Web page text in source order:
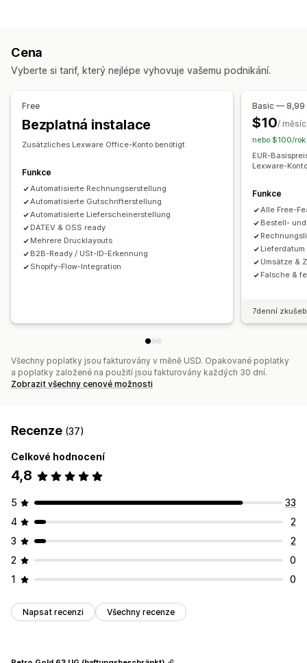
Finanční operace
Daňové odpočty
Nákupní objednávky
Více obchodů
Automatizovaná synchronizace dat
Sladění bankovních výpisů s účetními záznamy
Řešení chyb Import historických dat
Správa souborů
Tisk a export
Výkazy
Cena
Vyberte si tarif, který nejlépe vyhovuje vašemu podnikání.
Free
Bezplatná instalace
Zusätzliches Lexware Office-Konto benötigt
Funkce
Automatisierte Rechnungserstellung
Automatisierte Gutschrifterstellung
Automatisierte Lieferscheinerstellung
DATEV & OSS ready
Mehrere Drucklayouts
B2B-Ready / USt-ID-Erkennung
Shopify-Flow-Integration
Basic — 8,99
$10/ měsíc
nebo $100/rok
EUR-
Lexware-
Funkce
Alle Free-
Bestell-
Umsätze &
Falsche &
7denní
Všechny poplatky jsou fakturovány v měně USD. Opakované poplatky
a poplatky založené na použití jsou fakturovány každých 30 dní.
Zobrazit všechny cenové možnosti
Recenze (37)
Celkové hodnocení
4,8
5
33
4
2
3
2
2
0
1
0
Napsat recenzi Všechny recenze